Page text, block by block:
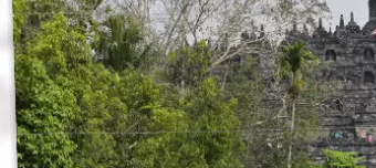
Wandelreis (1)
Cultuur (3)
Natuur (6)
Nieuwe reizen
Voodoo in Benin en Togo, 16
Egypte
Ghana
Kaapverdië
Kenia
Madagaskar
Malawi
Marokko
Cultuur (9)
Natuur (13)